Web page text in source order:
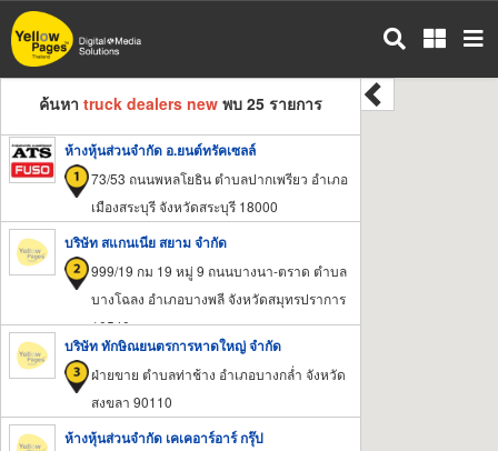
ข้าม
ไป
เนื้อหาค้นหาtruck dealers new พบ 25 รายการ
ห้างหุ้นส่วนจำกัด อ.ยนต์ทรัคเซลล์
73/53 ถนนพหลโยธิน ตำบลปากเพรียว อำเภอ
เมืองสระบุรี จังหวัดสระบุรี 18000
บริษัท สแกนเนีย สยาม จำกัด
999/19 กม 19 หมู่ 9 ถนนบางนา-ตราด ตำบล
บางโฉลง อำเภอบางพลี จังหวัดสมุทรปราการ
10540
บริษัท ทักษิณยนตรการหาดใหญ่ จำกัด
ฝ่ายขาย ตำบลท่าช้าง อำเภอบางกล่ำ จังหวัด
สงขลา 90110
ห้างหุ้นส่วนจำกัด เคเคอาร์อาร์ กรุ๊ป